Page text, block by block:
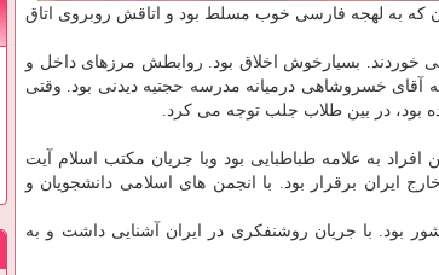
بود ترك زبان كه به لهجه فارسی خوب مسلط بود و اتاقش روبروی اتاق
خوردند. بسیارخوش اخلاق بود. روابطش مرزهای داخل و
آقای خسروشاهی درمیانه مدرسه حجتیه دیدنی بود. وقتی
بود، در بین طلاب جلب توجه می كرد.
به علامه طباطبایی بود وبا جریان مكتب اسلام آیت
ایران برقرار بود. با انجمن های اسلامی دانشجویان و
بود. با جریان روشنفكری در ایران آشنایی داشت و به